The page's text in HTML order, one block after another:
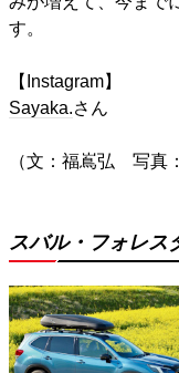
す。
【Instagram】
Sayaka.さん
（文：福嶌弘 写真
スバル・フォレス